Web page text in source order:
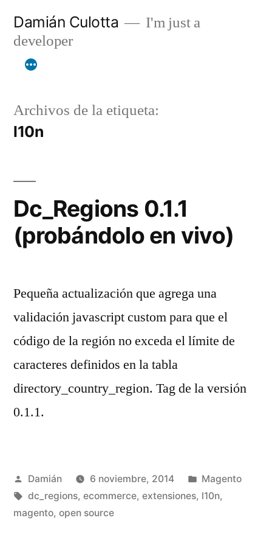
contenido
Damián Culotta
I'm just a
developer
Archivos de la etiqueta:
l10n
Dc_Regions 0.1.1
(probándolo en vivo)
Pequeña actualización que agrega una
validación javascript custom para que el
código de la región no exceda el límite de
caracteres definidos en la tabla
directory_country_region. Tag de la versión
0.1.1.
Publicado
por
Damián 6 noviembre, 2014
Publicado
en
Magento
Etiquetas:
dc_regions, ecommerce, extensiones, l10n,
magento, open source